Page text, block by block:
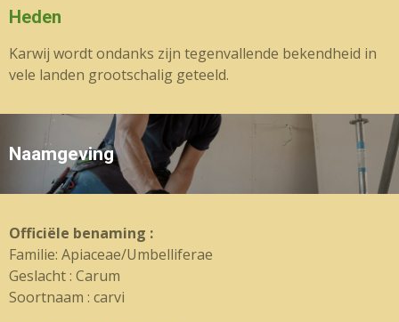
Heden
Karwij wordt ondanks zijn tegenvallende bekendheid in
vele landen grootschalig geteeld.
Naamgeving
Officiële benaming :
Familie: Apiaceae/Umbelliferae
Geslacht : Carum
Soortnaam : carvi